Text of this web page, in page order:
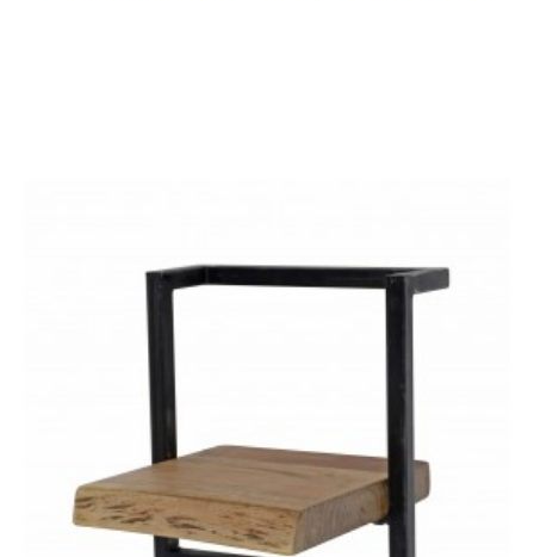
REGAŁ SLIM LINE 70X35
CM CZARNY JESION
750,30 zł
CM DZIKI DĄB
-11%